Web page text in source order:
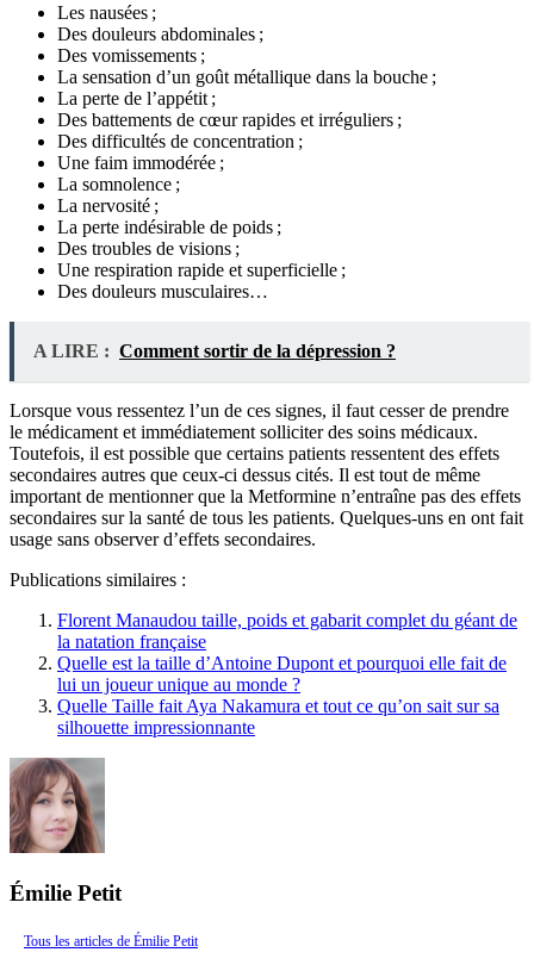
Les nausées ;
Des douleurs abdominales ;
Des vomissements ;
La sensation d’un goût métallique dans la bouche ;
La perte de l’appétit ;
Des battements de cœur rapides et irréguliers ;
Des difficultés de concentration ;
Une faim immodérée ;
La somnolence ;
La nervosité ;
La perte indésirable de poids ;
Des troubles de visions ;
Une respiration rapide et superficielle ;
Des douleurs musculaires…
A LIRE : Comment sortir de la dépression ?
Lorsque vous ressentez l’un de ces signes, il faut cesser de prendre
le médicament et immédiatement solliciter des soins médicaux.
Toutefois, il est possible que certains patients ressentent des effets
secondaires autres que ceux-ci dessus cités. Il est tout de même
important de mentionner que la Metformine n’entraîne pas des effets
secondaires sur la santé de tous les patients. Quelques-uns en ont fait
usage sans observer d’effets secondaires.
Publications similaires :
Florent Manaudou taille, poids et gabarit complet du géant de
la natation française
Quelle est la taille d’Antoine Dupont et pourquoi elle fait de
lui un joueur unique au monde ?
Quelle Taille fait Aya Nakamura et tout ce qu’on sait sur sa
silhouette impressionnante
Émilie Petit
Tous les articles de Émilie Petit